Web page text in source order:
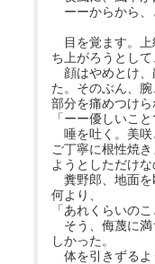
ーーからから、
目を覚ます。上
ち上がろうとして
顔はやめとけ、
た。そのぶん、
部分を痛めつけら
「ーー優しいこと
唾を吐く。美咲
ご丁寧に根性焼
ようとしただけな
糞野郎、地面を
何より、
「あれくらいの
そう、侮蔑に満
しかった。
体を引きずるよ